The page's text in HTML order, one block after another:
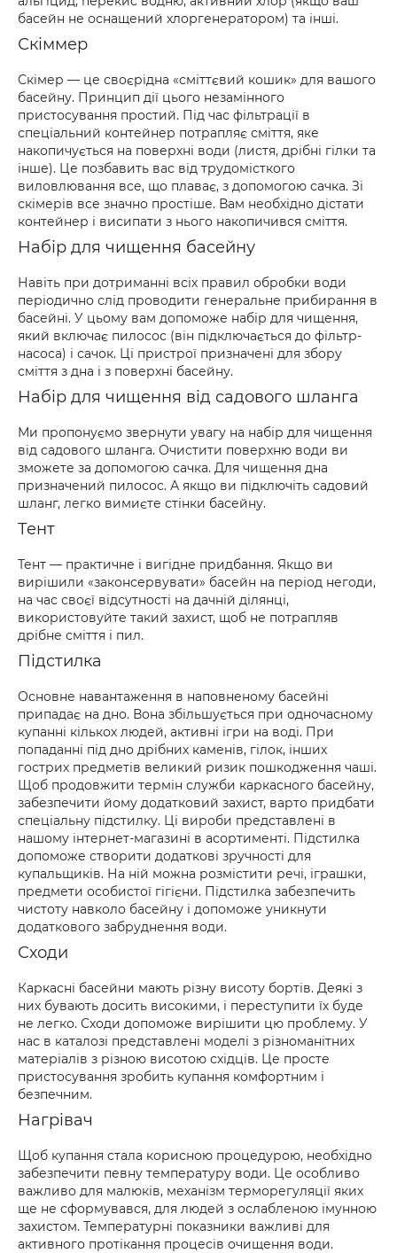
басейн не оснащений хлоргенератором) та інші.
Скіммер
Скімер — це своєрідна «сміттєвий кошик» для вашого
басейну. Принцип дії цього незамінного
пристосування простий. Під час фільтрації в
спеціальний контейнер потрапляє сміття, яке
накопичується на поверхні води (листя, дрібні гілки та
інше). Це позбавить вас від трудомісткого
виловлювання все, що плаває, з допомогою сачка. Зі
скімерів все значно простіше. Вам необхідно дістати
контейнер і висипати з нього накопичився сміття.
Набір для чищення басейну
Навіть при дотриманні всіх правил обробки води
періодично слід проводити генеральне прибирання в
басейні. У цьому вам допоможе набір для чищення,
який включає пилосос (він підключається до фільтр-
насоса) і сачок. Ці пристрої призначені для збору
сміття з дна і з поверхні басейну.
Набір для чищення від садового шланга
Ми пропонуємо звернути увагу на набір для чищення
від садового шланга. Очистити поверхню води ви
зможете за допомогою сачка. Для чищення дна
призначений пилосос. А якщо ви підключіть садовий
шланг, легко вимиєте стінки басейну.
Тент
Тент — практичне і вигідне придбання. Якщо ви
вирішили «законсервувати» басейн на період негоди,
на час своєї відсутності на дачній ділянці,
використовуйте такий захист, щоб не потрапляв
дрібне сміття і пил.
Підстилка
Основне навантаження в наповненому басейні
припадає на дно. Вона збільшується при одночасному
купанні кількох людей, активні ігри на воді. При
попаданні під дно дрібних каменів, гілок, інших
гострих предметів великий ризик пошкодження чаші.
Щоб продовжити термін служби каркасного басейну,
забезпечити йому додатковий захист, варто придбати
спеціальну підстилку. Ці вироби представлені в
нашому інтернет-магазині в асортименті. Підстилка
допоможе створити додаткові зручності для
купальщиків. На ній можна розмістити речі, іграшки,
предмети особистої гігієни. Підстилка забезпечить
чистоту навколо басейну і допоможе уникнути
додаткового забруднення води.
Сходи
Каркасні басейни мають різну висоту бортів. Деякі з
них бувають досить високими, і переступити їх буде
не легко. Сходи допоможе вирішити цю проблему. У
нас в каталозі представлені моделі з різноманітних
матеріалів з різною висотою східців. Це просте
пристосування зробить купання комфортним і
безпечним.
Нагрівач
Щоб купання стала корисною процедурою, необхідно
забезпечити певну температуру води. Це особливо
важливо для малюків, механізм терморегуляції яких
ще не сформувався, для людей з ослабленою імунною
захистом. Температурні показники важливі для
активного протікання процесів очищення води.